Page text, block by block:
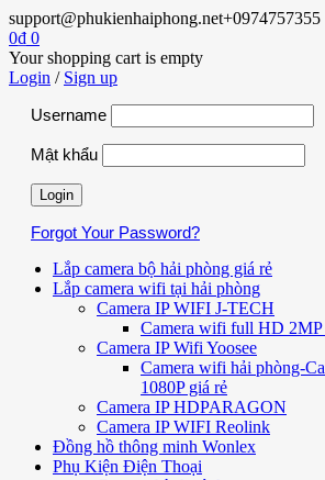
support@phukienhaiphong.net+0974757355
0₫ 0
Your shopping cart is empty
Login / Sign up
Username
Mật khẩu
Forgot Your Password?
Lắp camera bộ hải phòng giá rẻ
Lắp camera wifi tại hải phòng
Camera IP WIFI J-TECH
Camera wifi full HD 2MP
Camera IP Wifi Yoosee
Camera wifi hải phòng-
1080P giá rẻ
Camera IP HDPARAGON
Camera IP WIFI Reolink
Đồng hồ thông minh Wonlex
Phụ Kiện Điện Thoại